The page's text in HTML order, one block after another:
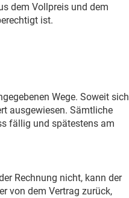
dem Vollpreis und dem
ist.
Wege. Soweit sich
ausgewiesen. Sämtliche
fällig und spätestens am
Rechnung nicht, kann der
von dem Vertrag zurück,